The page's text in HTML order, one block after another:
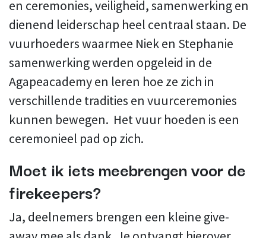
en ceremonies, veiligheid, samenwerking en
dienend leiderschap heel centraal staan. De
vuurhoeders waarmee Niek en Stephanie
samenwerking werden opgeleid in de
Agapeacademy en leren hoe ze zich in
verschillende tradities en vuurceremonies
kunnen bewegen. Het vuur hoeden is een
ceremonieel pad op zich.
Moet ik iets meebrengen voor de
firekeepers?
Ja, deelnemers brengen een kleine give-